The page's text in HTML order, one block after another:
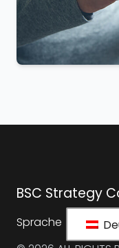
BSC Strategy
Sprache